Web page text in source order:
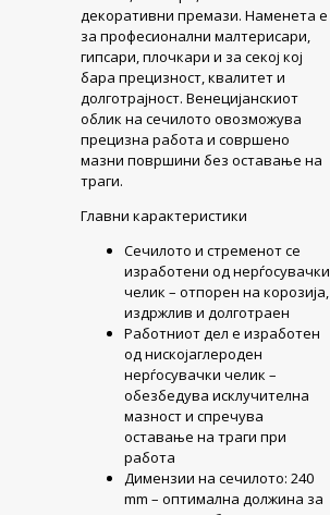
декоративни премази. Наменета е
за професионални малтерисари,
гипсари, плочкари и за секој кој
бара прецизност, квалитет и
долготрајност. Венецијанскиот
облик на сечилото овозможува
прецизна работа и совршено
мазни површини без оставање на
траги.
Главни карактеристики
Сечилото и стременот се
изработени од нерѓосувачки
челик – отпорен на корозија,
издржлив и долготраен
Работниот дел е изработен
од нискојаглероден
нерѓосувачки челик –
обезбедува исклучителна
мазност и спречува
оставање на траги при
работа
Димензии на сечилото: 240
mm – оптимална должина за